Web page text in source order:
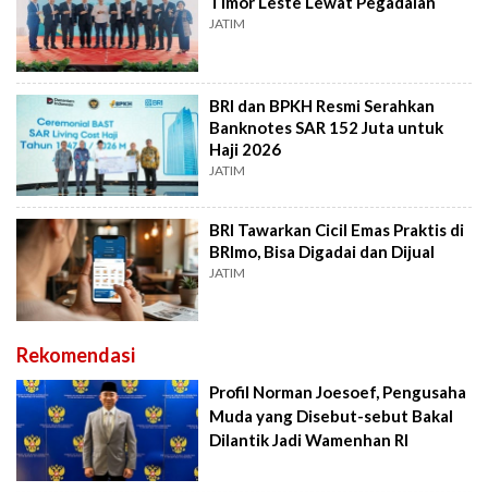
JATIM
BRI dan BPKH Resmi Serahkan
Banknotes SAR 152 Juta untuk
Haji 2026
JATIM
BRI Tawarkan Cicil Emas Praktis di
BRImo, Bisa Digadai dan Dijual
JATIM
Rekomendasi
Profil Norman Joesoef, Pengusaha
Muda yang Disebut-sebut Bakal
Dilantik Jadi Wamenhan RI